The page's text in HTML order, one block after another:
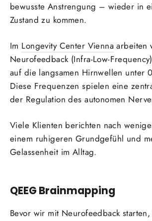
bewusste Anstrengung – wieder in
Zustand zu kommen.
Im Longevity Center Vienna arbeiten
Neurofeedback (Infra-Low-
auf die langsamen Hirnwellen unter
Diese Frequenzen spielen eine
der Regulation des autonomen
Viele Klienten berichten nach
einem ruhigeren Grundgefühl und
Gelassenheit im Alltag.
QEEG Brainmapping
Bevor wir mit Neurofeedback